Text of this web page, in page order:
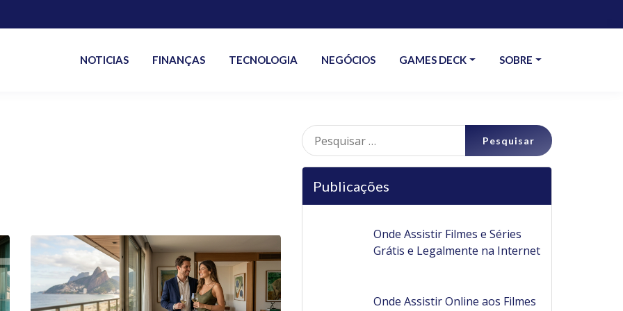
NOTICIAS FINANÇAS TECNOLOGIA NEGÓCIOS GAMES DECK SOBRE
Pesquisar
por:
Publicações
Onde Assistir Filmes e Séries
Grátis e Legalmente na Internet
Onde Assistir Online aos Filmes